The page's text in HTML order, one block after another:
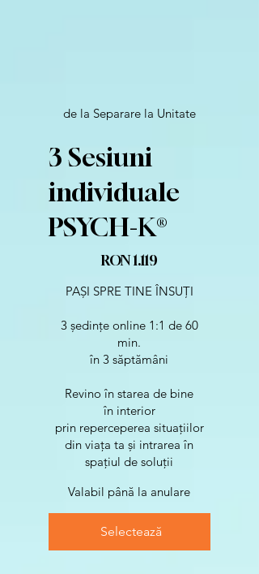
de la Separare la Unitate
3 Sesiuni
individuale
PSYCH-K®️
RON1.119
PAȘI SPRE TINE ÎNSUȚI
3 ședințe online 1:1 de 60
min.
în 3 săptămâni
Revino în starea de bine
în interior
prin reperceperea situațiilor
din viața ta și intrarea în
spațiul de soluții
Valabil până la anulare
Selectează